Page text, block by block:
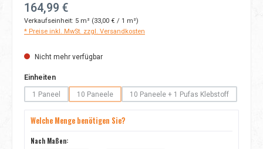
Regulärer Preis:
164,99 €
Verkaufseinheit: 5 m² (33,00 € / 1 m²)
* Preise inkl. MwSt. zzgl. Versandkosten
Nicht mehr verfügbar
Einheitenauswählen
1 Paneel
(Diese Option ist zurzeit nicht verfügbar.)
10 Paneele
(Diese Option ist zurzeit nicht verfügbar.)
10 Paneele + 1 Pufas Klebstoff
(Diese Option ist zurzeit
Welche Menge benötigen Sie?
Nach Maßen: